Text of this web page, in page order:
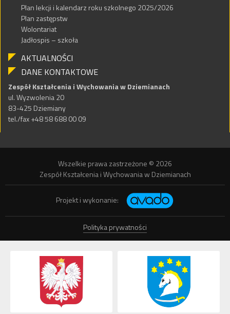
Plan lekcji i kalendarz roku szkolnego 2025/2026
Plan zastępstw
Wolontariat
Jadłospis – szkoła
AKTUALNOŚCI
DANE KONTAKTOWE
Zespół Kształcenia i Wychowania w Dziemianach
ul. Wyzwolenia 20
83-425 Dziemiany
tel./fax +48 58 688 00 09
Wszelkie prawa zastrzeżone © 2026
Zespół Kształcenia i Wychowania w Dziemianach
Projekt i wykonanie:
Polityka prywatności